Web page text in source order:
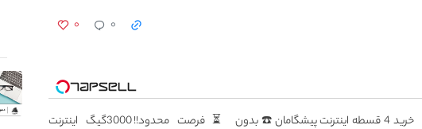
۰ ۰
خرید 4 قسطه اینترنت پیشگامان ☎️ بدون
⏳فرصت محدود!! 3000گیگ اینترنت